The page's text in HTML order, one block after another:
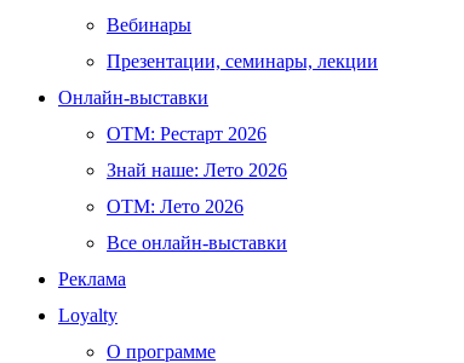
Вебинары
Презентации, семинары, лекции
Онлайн-выставки
OTM: Рестарт 2026
Знай наше: Лето 2026
OTM: Лето 2026
Все онлайн-выставки
Реклама
Loyalty
О программе